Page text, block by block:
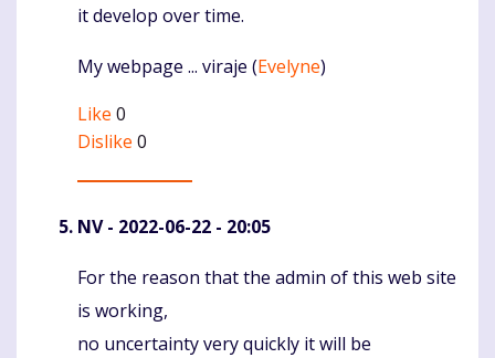
it develop over time.
My webpage ... viraje (Evelyne)
Like 0
Dislike 0
NV- 2022-06-22 - 20:05
Komentaras
For the reason that the admin of this web site
is working,
no uncertainty very quickly it will be